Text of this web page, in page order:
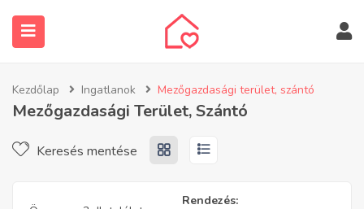
Kezdőlap Ingatlanok Mezőgazdasági terület, szántó
Mezőgazdasági Terület, Szántó
Keresés mentése
Rendezés: